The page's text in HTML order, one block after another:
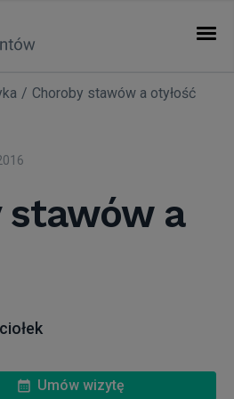
Choroby stawów a otyłość
stawów a
Umów wizytę